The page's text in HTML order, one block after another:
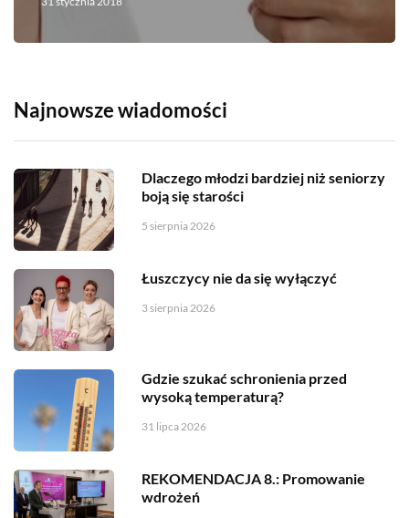
Najnowsze wiadomości
Dlaczego młodzi bardziej niż seniorzy
boją się starości
5 sierpnia 2026
Łuszczycy nie da się wyłączyć
3 sierpnia 2026
Gdzie szukać schronienia przed
wysoką temperaturą?
31 lipca 2026
REKOMENDACJA 8.: Promowanie
wdrożeń